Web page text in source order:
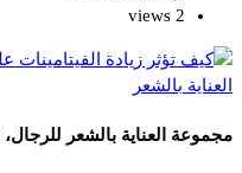
2 views
العناية بالشعر
مجموعة العناية بالشعر